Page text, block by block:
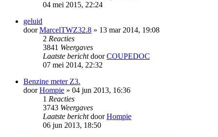
04 mei 2015, 22:24
geluid
doorMarcelTWZ32.8 » 13 mar 2014, 19:08
2 Reacties
3841 Weergaves
Laatste berichtdoorCOUPEDOC
07 mei 2014, 22:32
Benzine meter Z3.
doorHompie » 04 jun 2013, 16:36
1 Reacties
3743 Weergaves
Laatste berichtdoorHompie
06 jun 2013, 18:50